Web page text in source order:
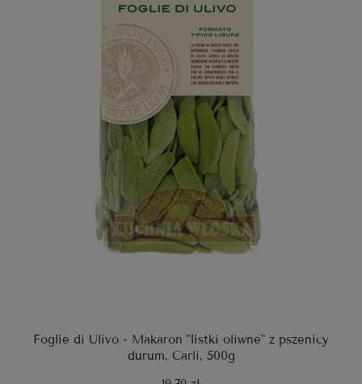
Foglie di Ulivo - Makaron "listki oliwne" z pszenicy
durum, Carli, 500g